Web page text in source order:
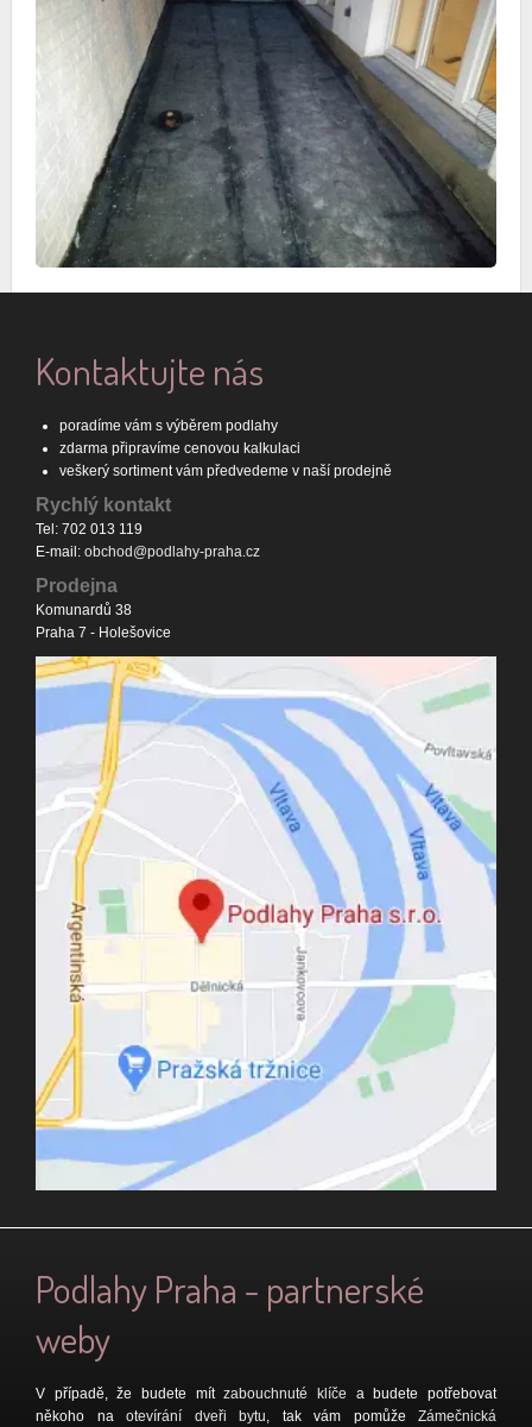
Kontaktujte nás
poradíme vám s výběrem podlahy
zdarma připravíme cenovou kalkulaci
veškerý sortiment vám předvedeme v naší prodejně
Rychlý kontakt
Tel: 702 013 119
E-mail: obchod@podlahy-praha.cz
Prodejna
Komunardů 38
Praha 7 - Holešovice
Podlahy Praha - partnerské
weby
V případě, že budete mítzabouchnuté klíče a budete potřebovat
někoho na otevírání dveři bytu, tak vám pomůže Zámečnická